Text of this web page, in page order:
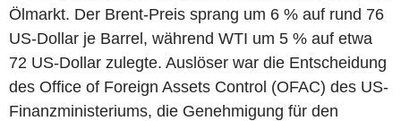
Ölmarkt. Der Brent-Preis sprang um 6 % auf rund 76
US-Dollar je Barrel, während WTI um 5 % auf etwa
72 US-Dollar zulegte. Auslöser war die Entscheidung
des Office of Foreign Assets Control (OFAC) des US-
Finanzministeriums, die Genehmigung für den